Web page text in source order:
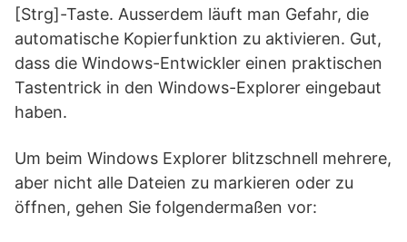
[Strg]-Taste. Ausserdem läuft man Gefahr, die
automatische Kopierfunktion zu aktivieren. Gut,
dass die Windows-Entwickler einen praktischen
Tastentrick in den Windows-Explorer eingebaut
haben.
Um beim Windows Explorer blitzschnell mehrere,
aber nicht alle Dateien zu markieren oder zu
öffnen, gehen Sie folgendermaßen vor: